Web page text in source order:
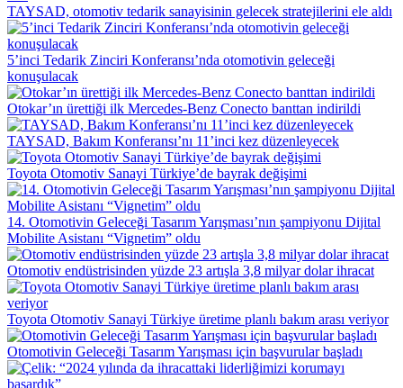
TAYSAD, otomotiv tedarik sanayisinin gelecek stratejilerini ele aldı
5’inci Tedarik Zinciri Konferansı’nda otomotivin geleceği
konuşulacak
Otokar’ın ürettiği ilk Mercedes-Benz Conecto banttan indirildi
TAYSAD, Bakım Konferansı’nı 11’inci kez düzenleyecek
Toyota Otomotiv Sanayi Türkiye’de bayrak değişimi
14. Otomotivin Geleceği Tasarım Yarışması’nın şampiyonu Dijital
Mobilite Asistanı “Vignetim” oldu
Otomotiv endüstrisinden yüzde 23 artışla 3,8 milyar dolar ihracat
Toyota Otomotiv Sanayi Türkiye üretime planlı bakım arası veriyor
Otomotivin Geleceği Tasarım Yarışması için başvurular başladı